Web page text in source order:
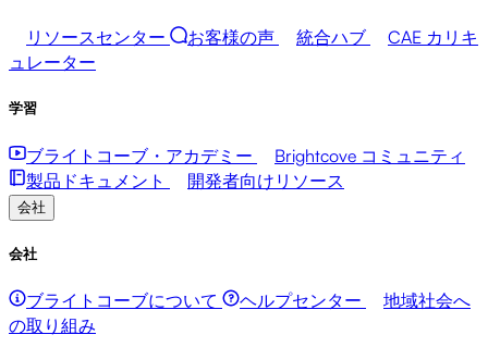
リソースセンター お客様の声 統合ハブ
CAE カリキ
ュレーター
学習
ブライトコーブ・アカデミー
Brightcove コミュニティ
製品ドキュメント
開発者向けリソース
会社
会社
ブライトコーブについて ヘルプセンター
地域社会へ
の取り組み